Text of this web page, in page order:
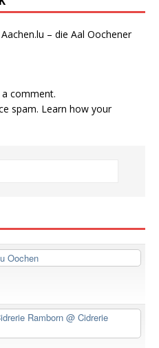
– die Aal Oochener
comment.
spam. Learn how your
Oochen
Ramborn @ Cidrerie